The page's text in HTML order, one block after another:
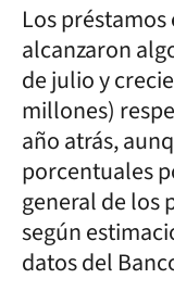
Los
alcanzaron
de julio y
millones)
año atrás,
porcentuales
general de los
según
datos del